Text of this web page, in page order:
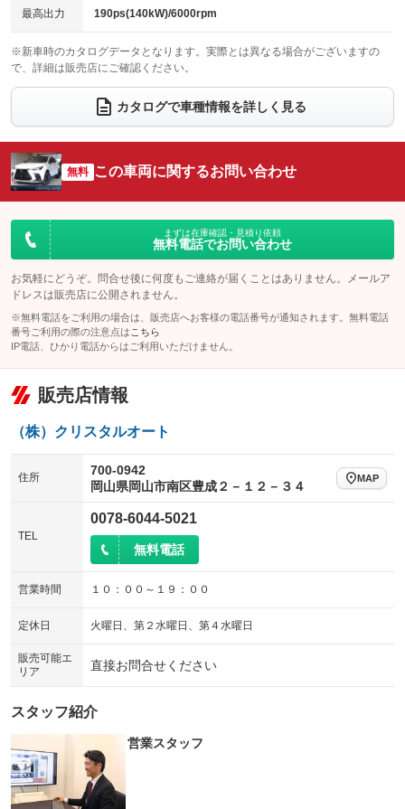
チップアップシート
：装備なし
：装備なし ：装備あり
ウォークスルー
：装備なし
電動リアゲート フロントカメラ
：装備なし
：装備あり ：装備あり
サイドカメラ
：装備なし ルーフレール
：装備あり
：装備なし
：装備あり
最高出力 190ps(140kW)/6000rpm
※新車時のカタログデータとなります。実際とは異なる場合がございますの
で、詳細は販売店にご確認ください。
カタログで車種情報を詳しく見る
無料 この車両に関するお問い合わせ
まずは在庫確認・見積り依頼
無料電話でお問い合わせ
お気軽にどうぞ。問合せ後に何度もご連絡が届くことはありません。メールア
ドレスは販売店に公開されません。
※無料電話をご利用の場合は、販売店へお客様の電話番号が通知されます。無料電話
番号ご利用の際の注意点は こちら
IP電話、ひかり電話からはご利用いただけません。
販売店情報
（株）クリスタルオート
住所
700-0942
岡山県岡山市南区豊成２－１２－３４
MAP
TEL
0078-6044-5021
無料電話
営業時間 １０：００～１９：００
定休日 火曜日、第２水曜日、第４水曜日
販売可能エ
リア
直接お問合せください
スタッフ紹介
営業スタッフ